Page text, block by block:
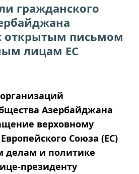
гражданского
открытым письмом
лицам ЕС
Азербайджана
верховному
Союза (ЕС)
делам и политике
президенту